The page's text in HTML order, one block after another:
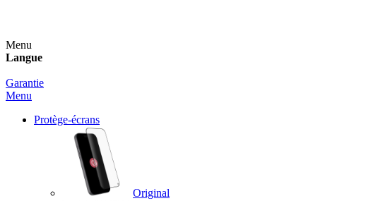
Menu
Langue
Garantie
Menu
Protège-écrans
Original